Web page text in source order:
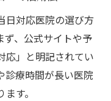
日対応医院の選び方
ず、公式サイトや予
応」と明記されてい
診療時間が長い医院
す。